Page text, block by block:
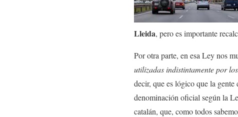
Lleida, pero es importante
Por otra parte, en esa Ley nos
utilizadas indistintamente por
decir, que es lógico que la gente
denominación oficial según la
catalán, que, como todos